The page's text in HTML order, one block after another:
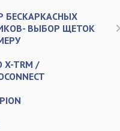
БЕСКАРКАСНЫХ
ВЫБОР ЩЕТОК
X-TRM /